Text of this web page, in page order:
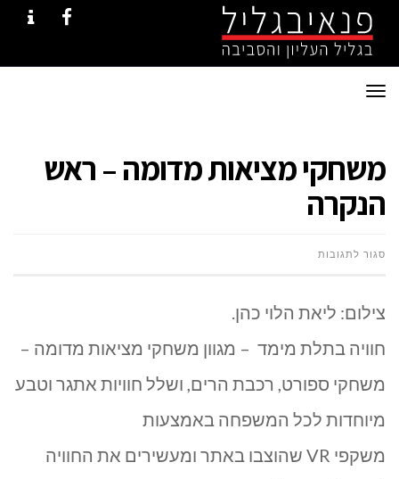
תפריט
משחקי מציאות מדומה – ראש
הנקרה
סגור לתגובותעל
–
ראש
צילום: ליאת הלוי כהן.
חוויה בתלת מימד – מגוון משחקי מציאות מדומה –
משחקי ספורט, רכבת הרים, ושלל חוויות אתגר וטבע
מיוחדות לכל המשפחה באמצעות
משקפי VR שהוצבו באתר ומעשירים את החוויה